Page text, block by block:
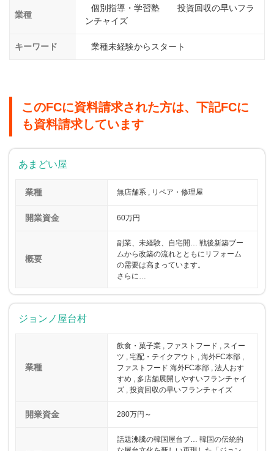
業種
個別指導・学習塾
投資回収の早いフラ
ンチャイズ
キーワード 業種未経験からスタート
このFCに資料請求された方は、下記FCに
も資料請求しています
あまどい屋
業種 無店舗系 , リペア・修理屋
開業資金 60万円
概要
副業、未経験、自宅開… 戦後新築ブー
ムから改築の流れとともにリフォーム
の需要は高まっています。
さらに…
ジョンノ屋台村
業種
飲食・菓子業 , ファストフード , スイー
ツ , 宅配・テイクアウト , 海外FC本部 ,
ファストフード 海外FC本部 , 法人おす
すめ , 多店舗展開しやすいフランチャイ
ズ , 投資回収の早いフランチャイズ
開業資金 280万円～
話題沸騰の韓国屋台ブ… 韓国の伝統的